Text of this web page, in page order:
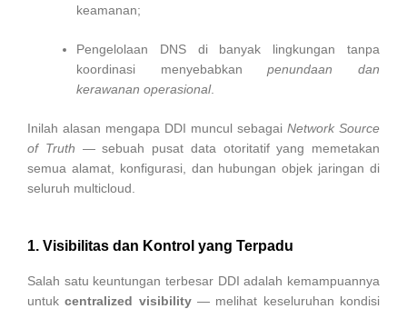
keamanan;
Pengelolaan DNS di banyak lingkungan tanpa
koordinasi menyebabkanpenundaan dan
kerawanan operasional.
Inilah alasan mengapa DDI muncul sebagai Network Source
of Truth — sebuah pusat data otoritatif yang memetakan
semua alamat, konfigurasi, dan hubungan objek jaringan di
seluruh multicloud.
1. Visibilitas dan Kontrol yang Terpadu
Salah satu keuntungan terbesar DDI adalah kemampuannya
untukcentralized visibility— melihat keseluruhan kondisi